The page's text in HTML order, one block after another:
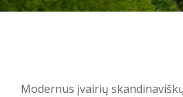
Modernus įvairių